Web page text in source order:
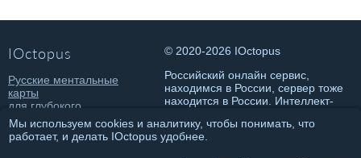
IOctopus
Русские ментальные
карты
для глубокого
погружения в состояние
потока и достижения
классных результатов.
© 2020-2026 IOctopus
Российский онлайн сервис,
находимся в России, сервер тоже
находится в России. Интеллект-
Мы используем cookies и аналитику, чтобы понимать, что
работает, и делать IOctopus удобнее.